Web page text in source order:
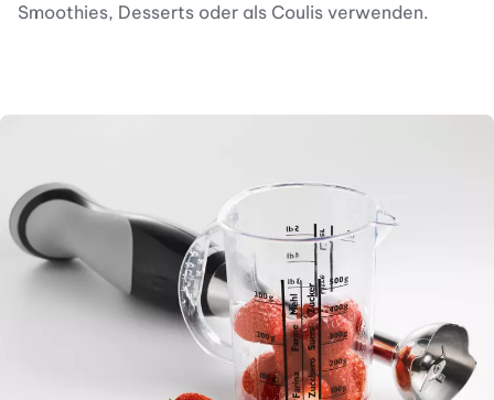
Smoothies, Desserts oder als Coulis verwenden.